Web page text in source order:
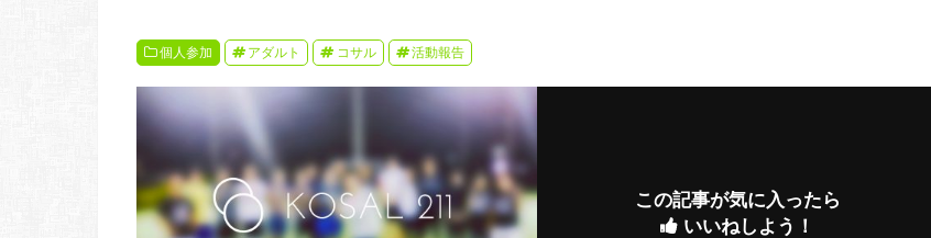
個人参加 アダルト コサル 活動報告
この記事が気に入ったら
いいねしよう！